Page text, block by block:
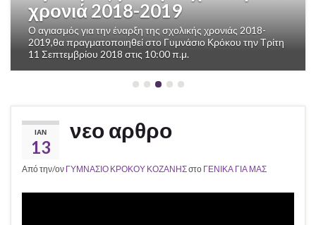
Το σχολείο μας συμμετείχε την φετινή σχολική χρονιά ,
στον Πανελλήνιο διαγωνισμό Φυσικής “Αριστοτέλης” 2018.
Ο διαγωνισμός πραγματοποιήθηκε στις 10 Μαρτίου
2018 στο 5ο Γυμνάσιο Κοζάνης . Οι μαθητές μας
ξεδίπλωσαν τις δεξιότητες που …
ΙΑΝ
13
νεο αρθρο
Από την/ον ΓΥΜΝΑΣΙΟ ΚΡΟΚΟΥ ΚΟΖΑΝΗΣστο ΓΕΝΙΚΑ ΓΙΑ ΜΑΣ